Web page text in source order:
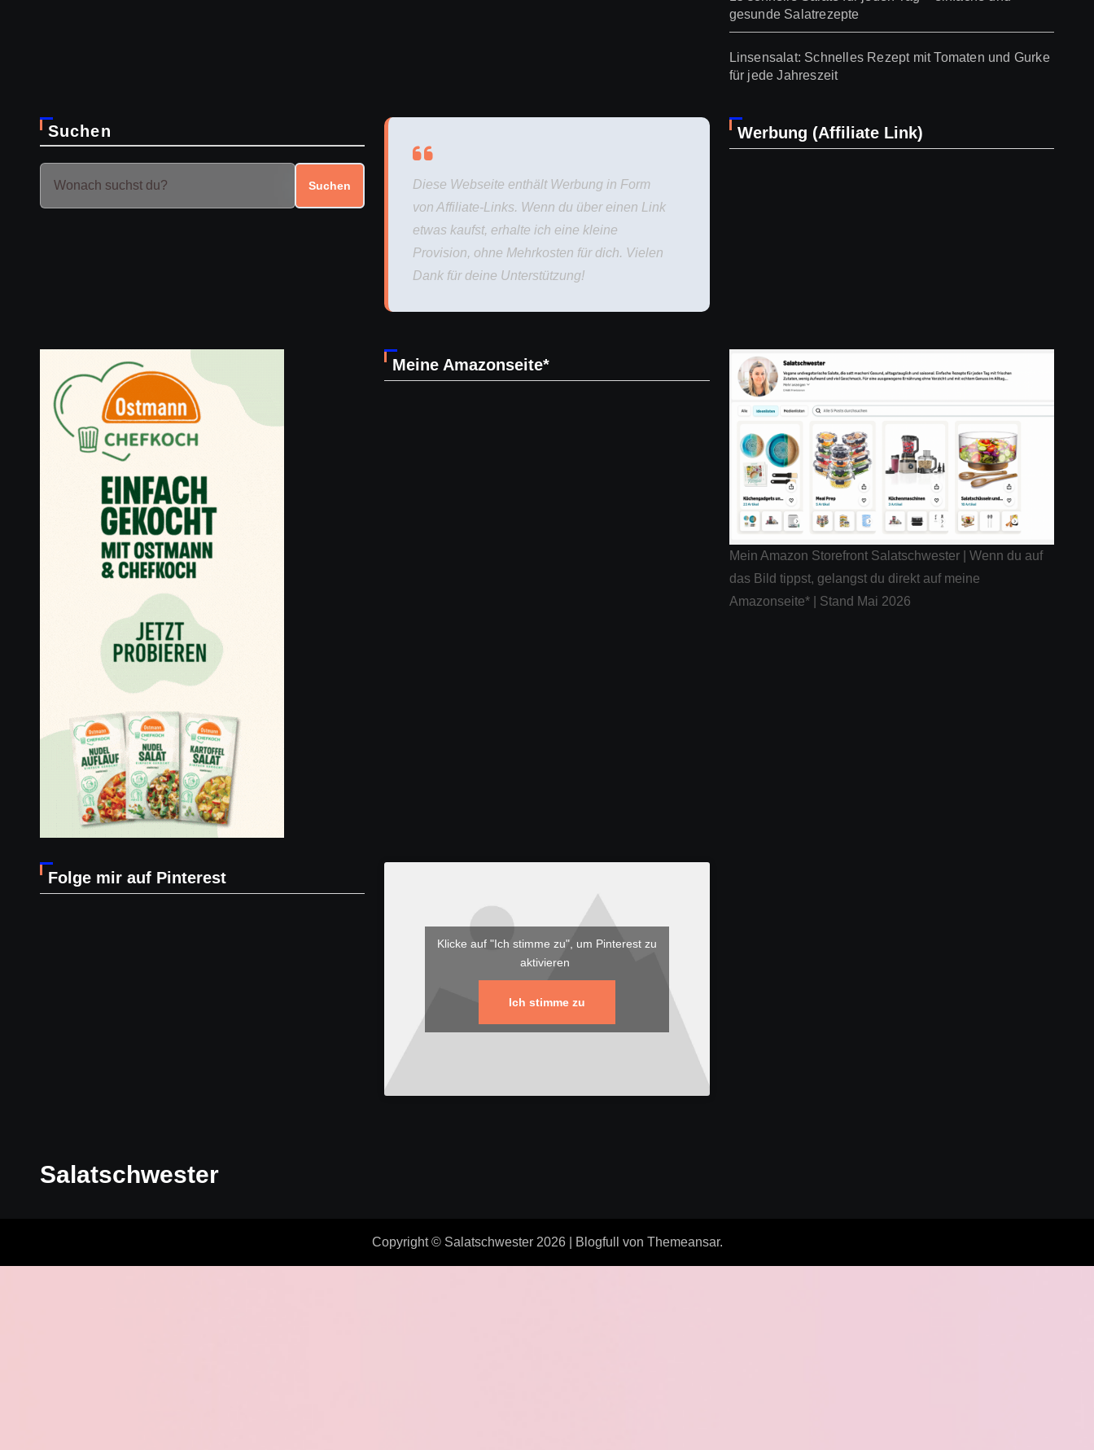
gesunde Salatrezepte
Linsensalat: Schnelles Rezept mit Tomaten und Gurke
für jede Jahreszeit
Suchen
Suchen
Diese Webseite enthält Werbung in Form
von Affiliate-Links. Wenn du über einen Link
etwas kaufst, erhalte ich eine kleine
Provision, ohne Mehrkosten für dich. Vielen
Dank für deine Unterstützung!
Werbung (Affiliate Link)
Meine Amazonseite*
Mein Amazon Storefront Salatschwester | Wenn du auf
das Bild tippst, gelangst du direkt auf meine
Amazonseite* | Stand Mai 2026
Folge mir auf Pinterest
Klicke auf "Ich stimme zu", um Pinterest zu
aktivieren
Ich stimme zu
Salatschwester
Copyright © Salatschwester 2026 Blogfull von Themeansar.